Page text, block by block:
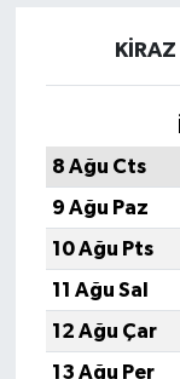
8 Ağu Cts
9 Ağu Paz
10 Ağu Pts
11 Ağu Sal
12 Ağu Çar
13 Ağu Per